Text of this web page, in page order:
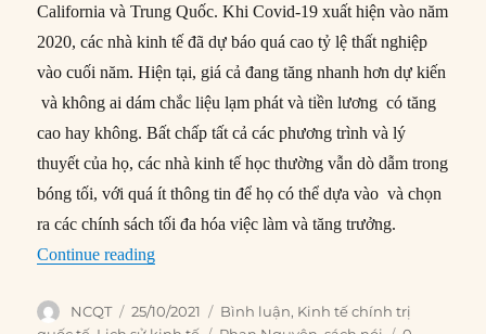
California và Trung Quốc. Khi Covid-19 xuất hiện vào năm
2020, các nhà kinh tế đã dự báo quá cao tỷ lệ thất nghiệp
vào cuối năm. Hiện tại, giá cả đang tăng nhanh hơn dự kiến
​​ và không ai dám chắc liệu lạm phát và tiền lương có tăng
cao hay không. Bất chấp tất cả các phương trình và lý
thuyết của họ, các nhà kinh tế học thường vẫn dò dẫm trong
bóng tối, với quá ít thông tin để họ có thể dựa vào và chọn
ra các chính sách tối đa hóa việc làm và tăng trưởng.
Continue reading“Dữ liệu thời gian thực sẽ biến đổi chính sách
Author
NCQT
Posted
25/10/2021 Categories
Bình luận, Kinh tế chính trị